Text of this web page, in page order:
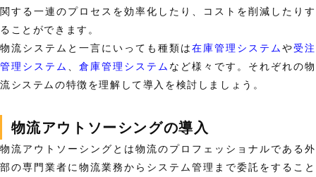
関する一連のプロセスを効率化したり、コストを削減したりす
ることができます。
物流システムと一言にいっても種類は在庫管理システムや受注
管理システム
、倉庫管理システム など様々です。それぞれの物
流システムの特徴を理解して導入を検討しましょう。
物流アウトソーシングの導入
物流アウトソーシングとは物流のプロフェッショナルである外
部の専門業者に物流業務からシステム管理まで委託をすること